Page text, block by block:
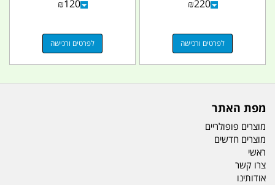
₪220
לפרטים ורכישה
₪120
לפרטים ורכישה
מפת האתר
מוצרים פופולריים
מוצרים חדשים
ראשי
צרו קשר
אודותינו